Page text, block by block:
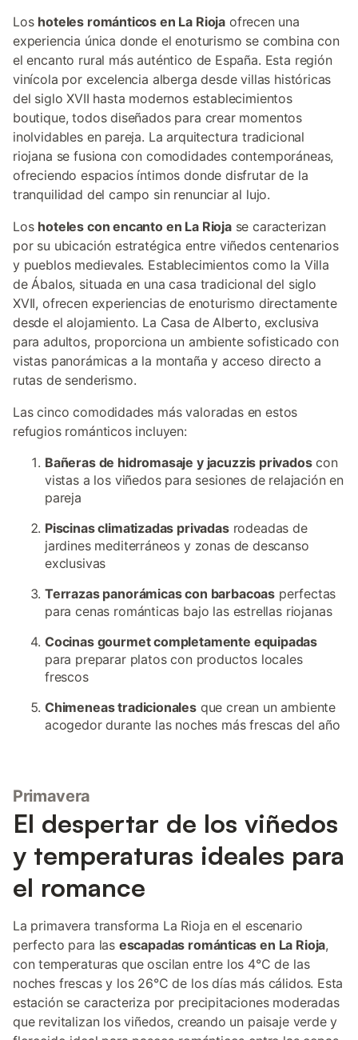
Los hoteles románticos en La Rioja ofrecen una
experiencia única donde el enoturismo se combina con
el encanto rural más auténtico de España. Esta región
vinícola por excelencia alberga desde villas históricas
del siglo XVII hasta modernos establecimientos
boutique, todos diseñados para crear momentos
inolvidables en pareja. La arquitectura tradicional
riojana se fusiona con comodidades contemporáneas,
ofreciendo espacios íntimos donde disfrutar de la
tranquilidad del campo sin renunciar al lujo.
Los hoteles con encanto en La Riojase caracterizan
por su ubicación estratégica entre viñedos centenarios
y pueblos medievales. Establecimientos como la Villa
de Ábalos, situada en una casa tradicional del siglo
XVII, ofrecen experiencias de enoturismo directamente
desde el alojamiento. La Casa de Alberto, exclusiva
para adultos, proporciona un ambiente sofisticado con
vistas panorámicas a la montaña y acceso directo a
rutas de senderismo.
Las cinco comodidades más valoradas en estos
refugios románticos incluyen:
Bañeras de hidromasaje y jacuzzis privadoscon
vistas a los viñedos para sesiones de relajación en
pareja
Piscinas climatizadas privadasrodeadas de
jardines mediterráneos y zonas de descanso
exclusivas
Terrazas panorámicas con barbacoas perfectas
para cenas románticas bajo las estrellas riojanas
Cocinas gourmet completamente equipadas
para preparar platos con productos locales
frescos
Chimeneas tradicionalesque crean un ambiente
acogedor durante las noches más frescas del año
Primavera
El despertar de los viñedos
y temperaturas ideales para
el romance
La primavera transforma La Rioja en el escenario
perfecto para las escapadas románticas en La Rioja,
con temperaturas que oscilan entre los 4°C de las
noches frescas y los 26°C de los días más cálidos. Esta
estación se caracteriza por precipitaciones moderadas
que revitalizan los viñedos, creando un paisaje verde y